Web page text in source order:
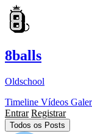
8balls
Oldschool
Timeline Vídeos
Entrar Registrar
Todos os Posts